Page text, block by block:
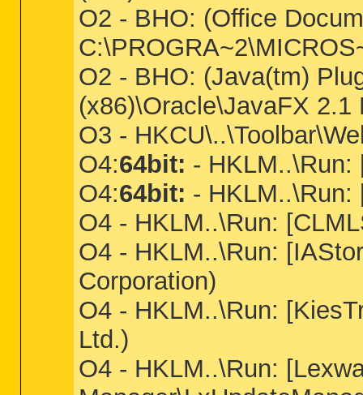
O2 - BHO: (Office
O2 - BHO: (Java(tm)
(x86)\Oracle\JavaFX
O3 -
O4:64bit: - HKLM..\Run:
O4:64bit: - HKLM..\Run:
O4 - HKLM..\Run:
O4 - HKLM..\Run:
Corporation)
O4 - HKLM..\Run:
Ltd.)
O4 - HKLM..\Run: